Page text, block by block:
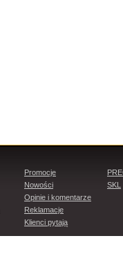
Promocje
Nowości
Opinie i komentarze
Reklamacje
Klienci pytają
SKL